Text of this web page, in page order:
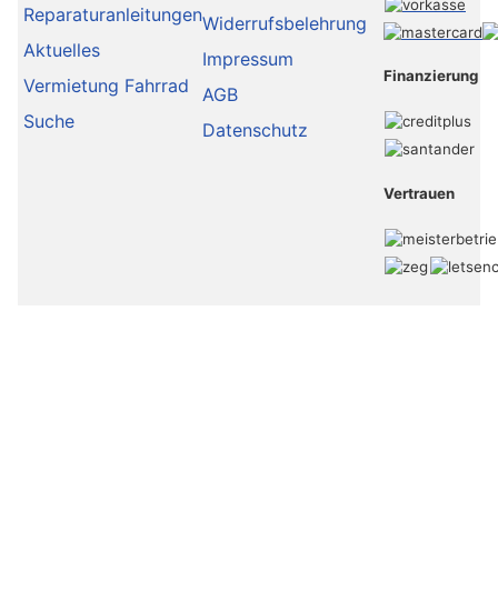
Reparaturanleitungen
Aktuelles
Vermietung Fahrrad
Suche
Widerrufsbelehrung
Impressum
AGB
Datenschutz
Finanzierung
Vertrauen